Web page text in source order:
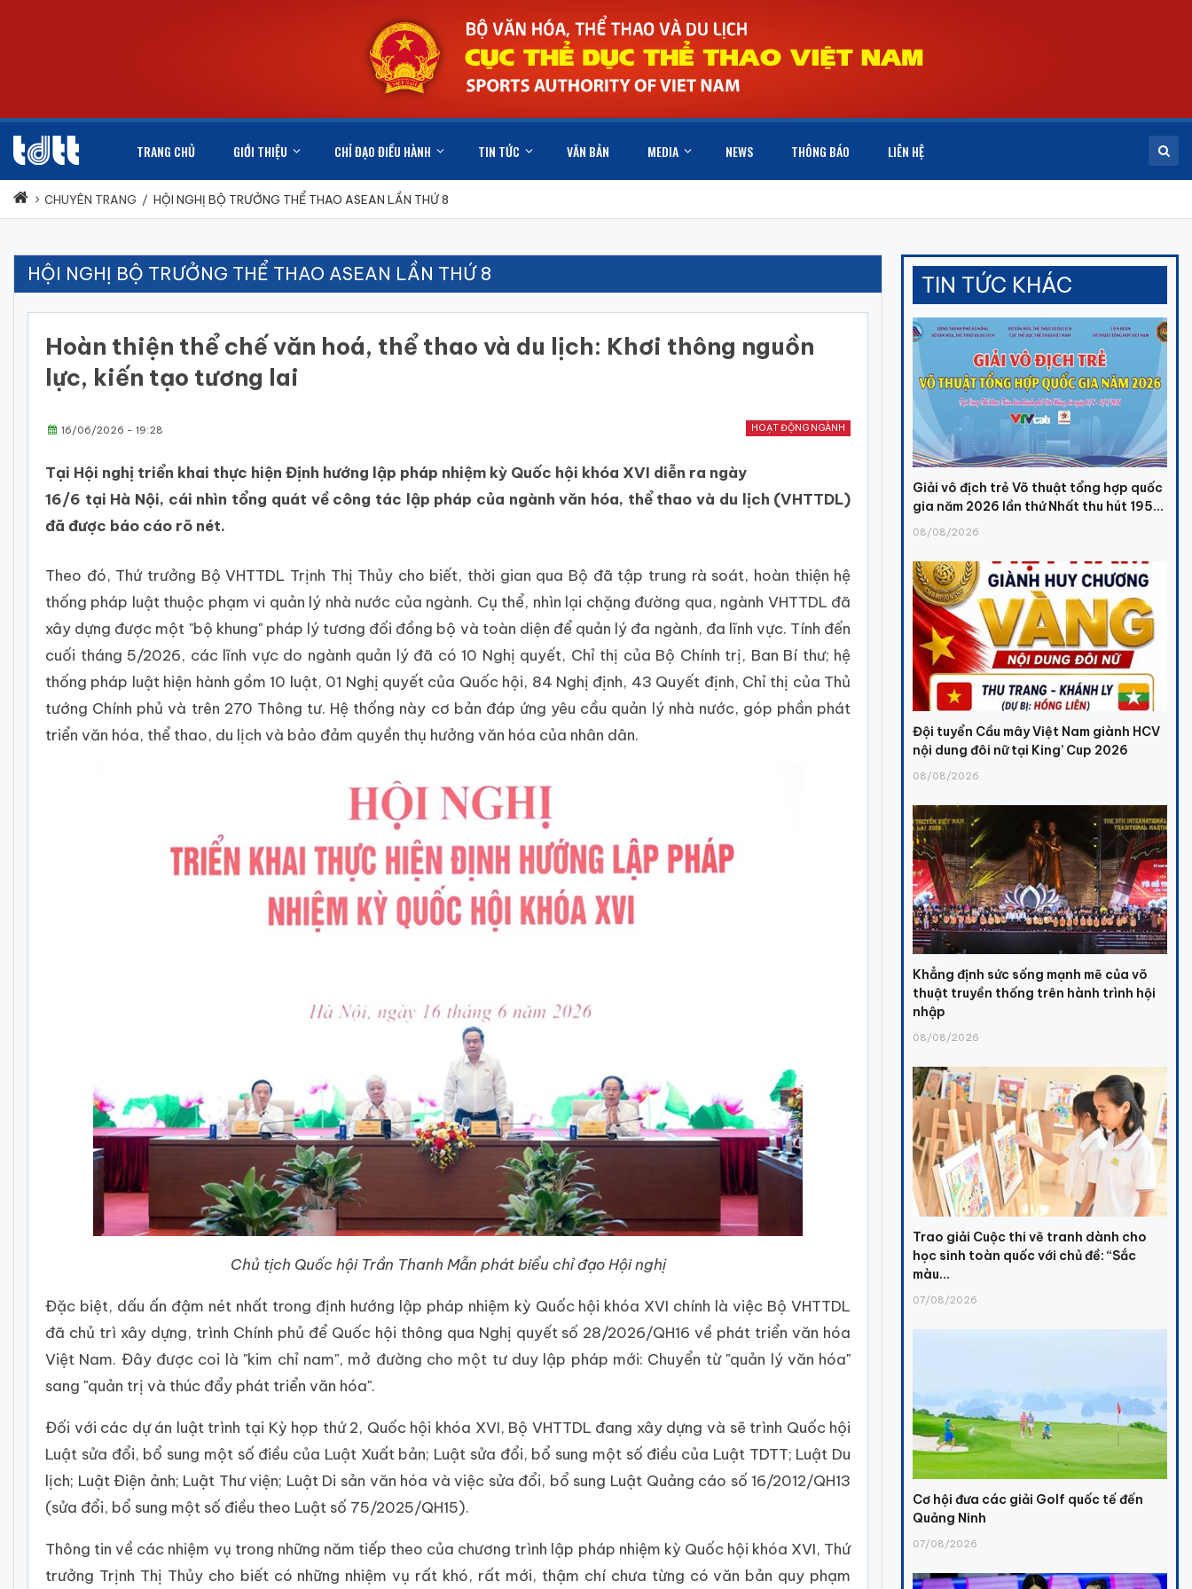
TRANG CHỦ GIỚI THIỆU CHỈ ĐẠO ĐIỀU HÀNH TIN TỨC VĂN BẢN MEDIA NEWS THÔNG BÁO LIÊN HỆ
CHUYÊN TRANG / HỘI NGHỊ BỘ TRƯỞNG THỂ THAO ASEAN LẦN THỨ 8
HỘI NGHỊ BỘ TRƯỞNG THỂ THAO ASEAN LẦN THỨ 8
Hoàn thiện thể chế văn hoá, thể thao và du lịch: Khơi thông nguồn
lực, kiến tạo tương lai
HOẠT ĐỘNG NGÀNH
16/06/2026 - 19:28
​Tại Hội nghị triển khai thực hiện Định hướng lập pháp nhiệm kỳ Quốc hội khóa XVI diễn ra ngày
16/6 tại Hà Nội, cái nhìn tổng quát về công tác lập pháp của ngành văn hóa, thể thao và du lịch (VHTTDL)
đã được báo cáo rõ nét.
Theo đó, Thứ trưởng Bộ VHTTDL Trịnh Thị Thủy cho biết, thời gian qua Bộ đã tập trung rà soát, hoàn thiện hệ
thống pháp luật thuộc phạm vi quản lý nhà nước của ngành. Cụ thể, nhìn lại chặng đường qua, ngành VHTTDL đã
xây dựng được một "bộ khung" pháp lý tương đối đồng bộ và toàn diện để quản lý đa ngành, đa lĩnh vực. Tính đến
cuối tháng 5/2026, các lĩnh vực do ngành quản lý đã có 10 Nghị quyết, Chỉ thị của Bộ Chính trị, Ban Bí thư; hệ
thống pháp luật hiện hành gồm 10 luật, 01 Nghị quyết của Quốc hội, 84 Nghị định, 43 Quyết định, Chỉ thị của Thủ
tướng Chính phủ và trên 270 Thông tư. Hệ thống này cơ bản đáp ứng yêu cầu quản lý nhà nước, góp phần phát
triển văn hóa, thể thao, du lịch và bảo đảm quyền thụ hưởng văn hóa của nhân dân.
Chủ tịch Quốc hội Trần Thanh Mẫn phát biểu chỉ đạo Hội nghị
Đặc biệt, dấu ấn đậm nét nhất trong định hướng lập pháp nhiệm kỳ Quốc hội khóa XVI chính là việc Bộ VHTTDL
đã chủ trì xây dựng, trình Chính phủ để Quốc hội thông qua Nghị quyết số 28/2026/QH16 về phát triển văn hóa
Việt Nam. Đây được coi là "kim chỉ nam", mở đường cho một tư duy lập pháp mới: Chuyển từ "quản lý văn hóa"
sang "quản trị và thúc đẩy phát triển văn hóa".
Đối với các dự án luật trình tại Kỳ họp thứ 2, Quốc hội khóa XVI, Bộ VHTTDL đang xây dựng và sẽ trình Quốc hội
Luật sửa đổi, bổ sung một số điều của Luật Xuất bản; Luật sửa đổi, bổ sung một số điều của Luật TDTT; Luật Du
lịch; Luật Điện ảnh; Luật Thư viện; Luật Di sản văn hóa và việc sửa đổi, bổ sung Luật Quảng cáo số 16/2012/QH13
(sửa đổi, bổ sung một số điều theo Luật số 75/2025/QH15).
Thông tin về các nhiệm vụ trong những năm tiếp theo của chương trình lập pháp nhiệm kỳ Quốc hội khóa XVI, Thứ
trưởng Trịnh Thị Thủy cho biết có những nhiệm vụ rất khó, rất mới, thậm chí chưa từng có văn bản quy phạm
TIN TỨC KHÁC
Giải vô địch trẻ Võ thuật tổng hợp quốc
gia năm 2026 lần thứ Nhất thu hút 195...
08/08/2026
Đội tuyển Cầu mây Việt Nam giành HCV
nội dung đôi nữ tại King’ Cup 2026
08/08/2026
Khẳng định sức sống mạnh mẽ của võ
thuật truyền thống trên hành trình hội
nhập
08/08/2026
Trao giải Cuộc thi vẽ tranh dành cho
học sinh toàn quốc với chủ đề: “Sắc
màu...
07/08/2026
Cơ hội đưa các giải Golf quốc tế đến
Quảng Ninh
07/08/2026